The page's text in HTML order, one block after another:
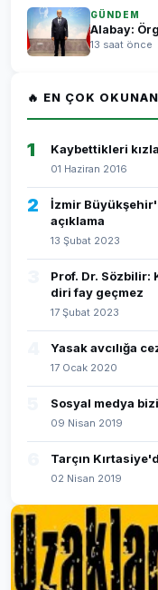
GÜNDEM
Alabay:
13 saat önce
🔥 EN ÇOK
1 Kaybettikleri
01 Haziran 2016
2
İzmir
açıklama
13 Şubat 2023
Prof. Dr. Sözbilir:
diri fay geçmez
17 Şubat 2023
Yasak avcılığa
17 Ocak 2020
Sosyal medya
09 Nisan 2019
Tarçın
02 Nisan 2019